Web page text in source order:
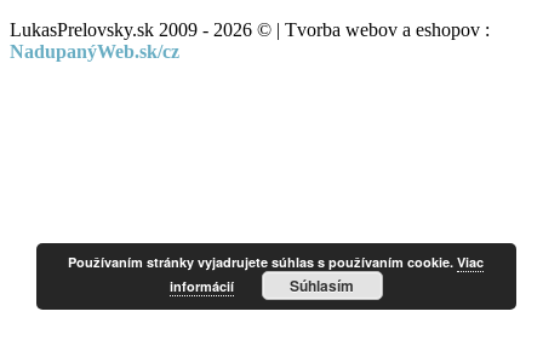
LukasPrelovsky.sk 2009 - 2026 © | Tvorba webov a eshopov :
NadupanýWeb.sk/cz
Používaním stránky vyjadrujete súhlas s používaním cookie.Viac
informácií
Súhlasím